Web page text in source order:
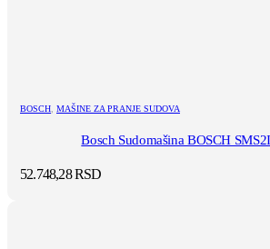
BOSCH MAŠINE ZA PRANJE SUDOVA
Bosch Sudomašina BOSCH
52.748,28RSD